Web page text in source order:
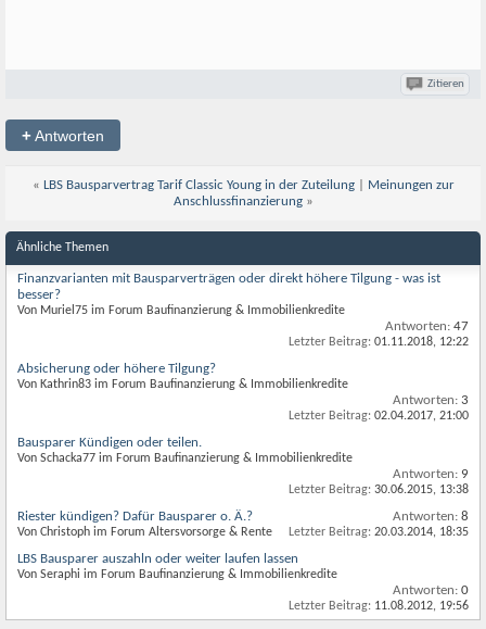
Zitieren
+Antworten
« LBS Bausparvertrag Tarif Classic Young in der Zuteilung|
Meinungen zur
Anschlussfinanzierung »
Ähnliche Themen
Finanzvarianten mit Bausparverträgen oder direkt höhere Tilgung - was ist
besser?
Von Muriel75 im Forum Baufinanzierung & Immobilienkredite
Antworten: 47
Letzter Beitrag: 01.11.2018, 12:22
Absicherung oder höhere Tilgung?
Von Kathrin83 im Forum Baufinanzierung & Immobilienkredite
Antworten: 3
Letzter Beitrag: 02.04.2017, 21:00
Bausparer Kündigen oder teilen.
Von Schacka77 im Forum Baufinanzierung & Immobilienkredite
Antworten: 9
Letzter Beitrag: 30.06.2015, 13:38
Riester kündigen? Dafür Bausparer o. Ä.?
Von Christoph im Forum Altersvorsorge & Rente
Antworten: 8
Letzter Beitrag: 20.03.2014, 18:35
LBS Bausparer auszahln oder weiter laufen lassen
Von Seraphi im Forum Baufinanzierung & Immobilienkredite
Antworten: 0
Letzter Beitrag: 11.08.2012, 19:56